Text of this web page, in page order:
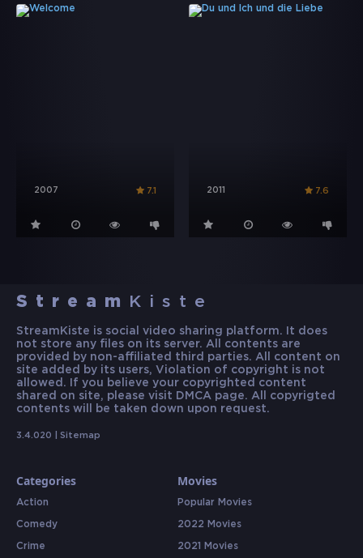
2007 7.1 2011 7.6
Stream Kiste
StreamKiste is social video sharing platform. It does
not store any files on its server. All contents are
provided by non-affiliated third parties. All content on
site added by its users, Violation of copyright is not
allowed. If you believe your copyrighted content
shared on site, please visit DMCA page. All copyrigted
contents will be taken down upon request.
3.4.020 | Sitemap
Categories
Action
Comedy
Crime
Movies
Popular Movies
2022 Movies
2021 Movies